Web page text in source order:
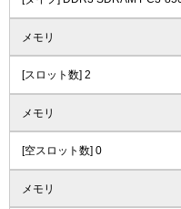
メモリ
[スロット数] 2
メモリ
[空スロット数] 0
メモリ